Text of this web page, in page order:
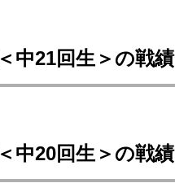
中21回生＞の戦績
中20回生＞の戦績